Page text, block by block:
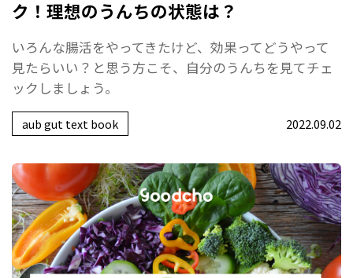
ク！理想のうんちの状態は？
いろんな腸活をやってきたけど、効果ってどうやって
見たらいい？と思う方こそ、自分のうんちを見てチェ
ックしましょう。
aub gut text book 2022.09.02